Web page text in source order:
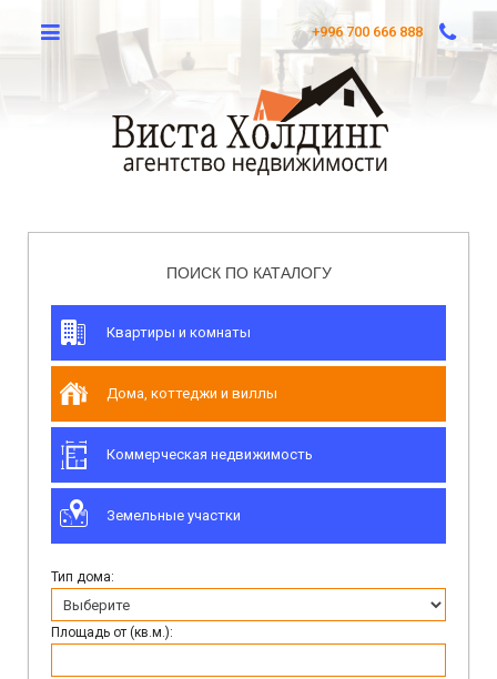
+996 700 666 888
ПОИСК ПО КАТАЛОГУ
Квартиры и комнаты
Дома, коттеджи и виллы
Коммерческая недвижимость
Земельные участки
Тип дома:
Площадь от (кв.м.):